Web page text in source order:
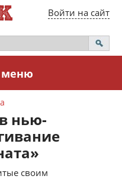
Войти на сайт
меню
нью-
своим